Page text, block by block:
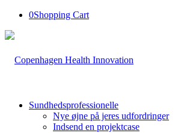
0Shopping Cart
Sundhedsprofessionelle
Nye øjne på jeres udfordringer
Indsend en projektcase